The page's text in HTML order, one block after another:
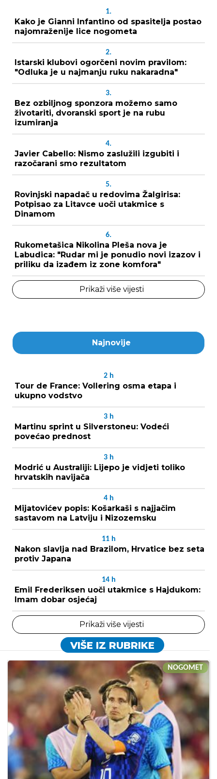
1.
Kako je Gianni Infantino od spasitelja postao
najomraženije lice nogometa
2.
Istarski klubovi ogorčeni novim pravilom:
"Odluka je u najmanju ruku nakaradna"
3.
Bez ozbiljnog sponzora možemo samo
životariti, dvoranski sport je na rubu
izumiranja
4.
Javier Cabello: Nismo zaslužili izgubiti i
razočarani smo rezultatom
5.
Rovinjski napadač u redovima Žalgirisa:
Potpisao za Litavce uoči utakmice s
Dinamom
6.
Rukometašica Nikolina Pleša nova je
Labudica: "Rudar mi je ponudio novi izazov i
priliku da izađem iz zone komfora"
Prikaži više vijesti
Najnovije
2 h
Tour de France: Vollering osma etapa i
ukupno vodstvo
3 h
Martinu sprint u Silverstoneu: Vodeći
povećao prednost
3 h
Modrić u Australiji: Lijepo je vidjeti toliko
hrvatskih navijača
4 h
Mijatovićev popis: Košarkaši s najjačim
sastavom na Latviju i Nizozemsku
11 h
Nakon slavlja nad Brazilom, Hrvatice bez seta
protiv Japana
14 h
Emil Frederiksen uoči utakmice s Hajdukom:
Imam dobar osjećaj
Prikaži više vijesti
VIŠE IZ RUBRIKE
NOGOMET